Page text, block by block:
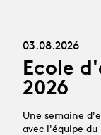
03.08.2026
Ecole
2026
Une semaine
avec l'équipe du